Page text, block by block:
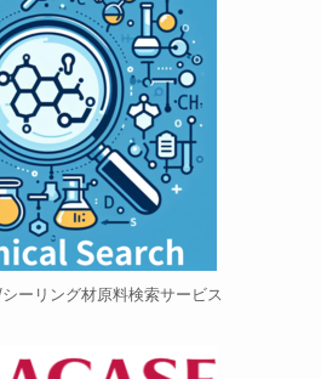
ーリング材原料検索サービス